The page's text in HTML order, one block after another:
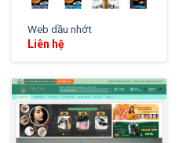
Web dầu nhớt
Liên hệ